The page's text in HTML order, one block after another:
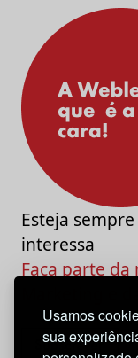
Usamos
sua
Esteja
interessa
Faça parte